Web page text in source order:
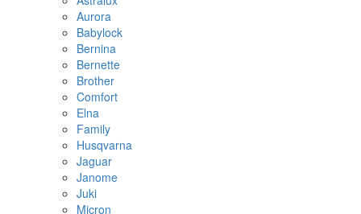
Aurora
Babylock
Bernina
Bernette
Brother
Comfort
Elna
Family
Husqvarna
Jaguar
Janome
Juki
Micron